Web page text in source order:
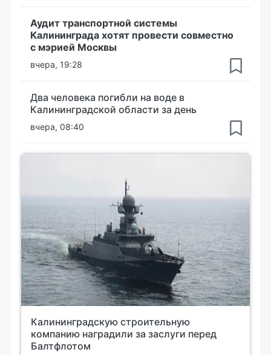
Аудит транспортной системы
Калининграда хотят провести совместно
с мэрией Москвы
вчера, 19:28
Два человека погибли на воде в
Калининградской области за день
вчера, 08:40
Калининградскую строительную
компанию наградили за заслуги перед
Балтфлотом